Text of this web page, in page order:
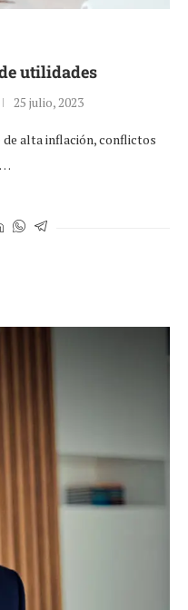
utilidades
25 julio, 2023
alta inflación, conflictos